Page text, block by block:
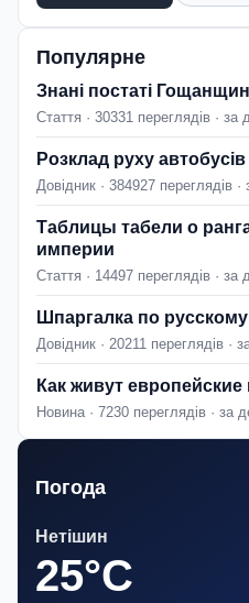
Популярне
Знані постаті
Стаття · 30331 переглядів · за
Розклад руху
Довідник · 384927 переглядів
Таблицы табели о
империи
Стаття · 14497 переглядів · за
Шпаргалка по
Довідник · 20211 переглядів ·
Как живут
Новина · 7230 переглядів · за
Погода
Нетішин
25°C